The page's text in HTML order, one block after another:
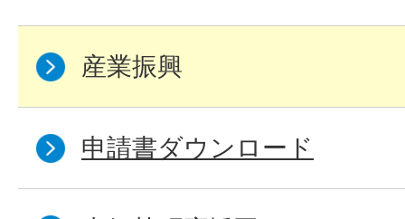
産業振興
申請書ダウンロード